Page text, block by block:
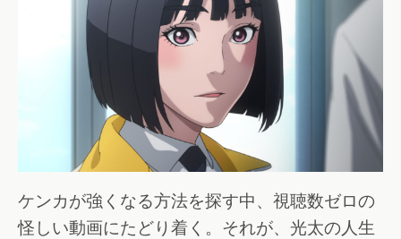
ケンカが強くなる方法を探す中、視聴数ゼロの
怪しい動画にたどり着く。それが、光太の人生